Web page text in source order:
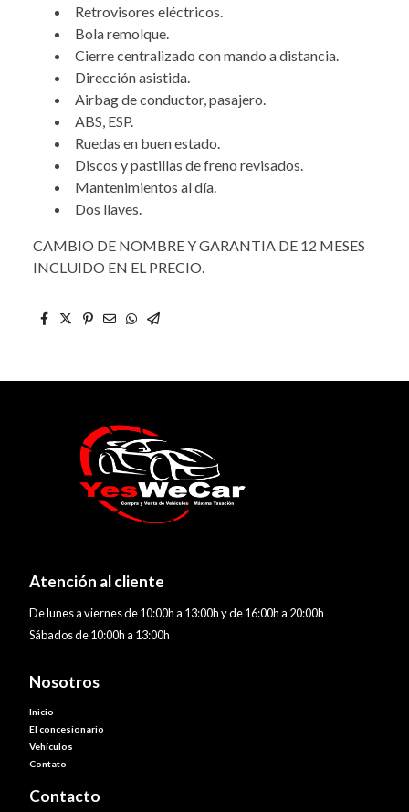
Retrovisores eléctricos.
Bola remolque.
Cierre centralizado con mando a distancia.
Dirección asistida.
Airbag de conductor, pasajero.
ABS, ESP.
Ruedas en buen estado.
Discos y pastillas de freno revisados.
Mantenimientos al día.
Dos llaves.
CAMBIO DE NOMBRE Y GARANTIA DE 12 MESES
INCLUIDO EN EL PRECIO.
Atención al cliente
De lunes a viernes de 10:00h a 13:00h y de 16:00h a 20:00h
Sábados de 10:00h a 13:00h
Nosotros
Inicio
El concesionario
Vehículos
Contato
Contacto